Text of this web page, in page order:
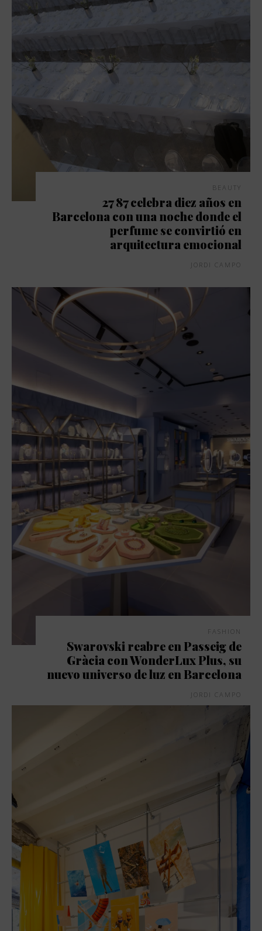
BEAUTY
27 87 celebra diez años en
Barcelona con una noche donde el
perfume se convirtió en
arquitectura emocional
JORDI CAMPO
FASHION
Swarovski reabre en Passeig de
Gràcia con WonderLux Plus, su
nuevo universo de luz en Barcelona
JORDI CAMPO